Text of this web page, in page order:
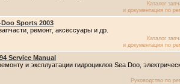
Каталог
и документация по
Sports 2003
ремонт, аксессуары и др.
Каталог
и документация по
Service Manual
и эксплуатации гидроциклов Sea Doo,
Руководство по